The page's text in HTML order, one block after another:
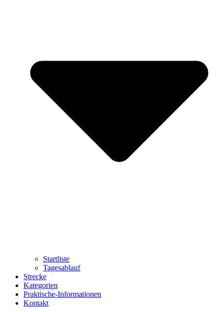
Startliste
Tagesablauf
Strecke
Kategorien
Praktische-Informationen
Kontakt